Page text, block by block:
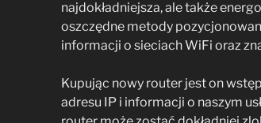
najdokładniejsza, ale także
oszczędne metody
informacji o sieciach WiFi oraz
Kupując nowy router jest on
adresu IP i informacji o naszym